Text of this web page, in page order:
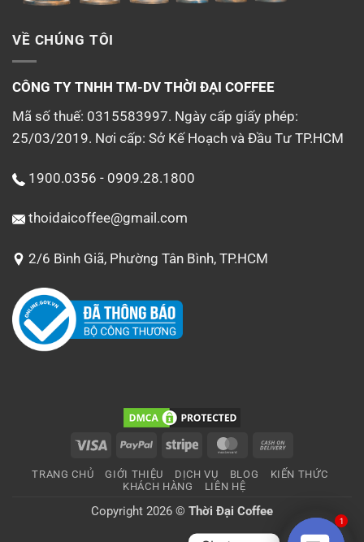
VỀ CHÚNG TÔI
CÔNG TY TNHH TM-DV THỜI ĐẠI COFFEE
Mã số thuế: 0315583997. Ngày cấp giấy phép:
25/03/2019. Nơi cấp: Sở Kế Hoạch và Đầu Tư TP.HCM
1900.0356 - 0909.28.1800
thoidaicoffee@gmail.com
2/6 Bình Giã, Phường Tân Bình, TP.HCM
Visa PayPal Stripe MasterCard
Delivery
TRANG CHỦ GIỚI THIỆU DỊCH VỤ BLOG
KIẾN THỨC
KHÁCH HÀNG
LIÊN HỆ
Copyright 2026 © Thời Đại Coffee
1